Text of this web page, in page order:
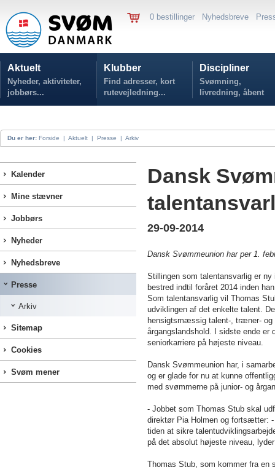
0 bestillinger Nyhedsbreve
Aktuelt
Nyheder, aktiviteter,
jobbørs...
Klubber
Find adresser, kort
rutevejledning...
Discipliner
Svømning,
livredning, åbent
vand...
Du er her: Forside | Aktuelt | Presse | Arkiv
Kalender
Mine stævner
Jobbørs
Nyheder
Nyhedsbreve
Presse
Arkiv
Sitemap
Cookies
Svøm mener
Dansk
29-09-2014
Dansk Svømmeunion har per 1.
Stillingen som talentansvarlig er
bestred indtil foråret 2014 inden
Som talentansvarlig vil Thomas
udviklingen af det enkelte talent.
hensigtsmæssig talent-, træner- og
årgangslandshold. I sidste ende er
seniorkarriere på højeste niveau.
Dansk Svømmeunion har, i
og er glade for nu at kunne
med svømmerne på junior- og
- Jobbet som Thomas Stub skal
direktør Pia Holmen og fortsætter:
tiden at sikre
på det absolut højeste niveau,
Thomas Stub, som kommer fra